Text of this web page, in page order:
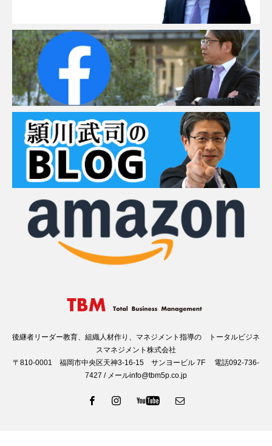
後継者リーダー教育、組織人材作り、マネジメント指導の トータルビジネ
スマネジメント株式会社
〒810-0001 福岡市中央区天神3-16-15 サンヨービル 7F 電話092-736-
7427 / メールinfo@tbm5p.co.jp